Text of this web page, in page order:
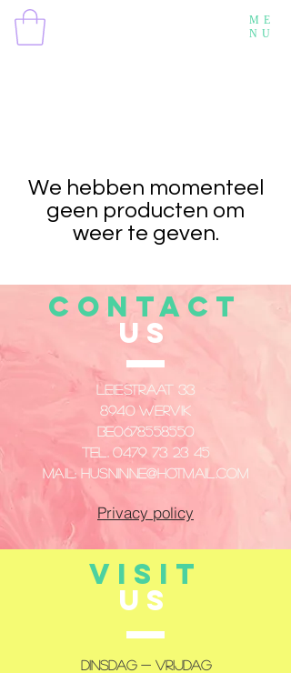
ME
NU
We hebben momenteel
geen producten om
weer te geven.
CONTACT
US
Leiestraat 33
8940 Wervik
​BE0678558550
Tel.0479 73 23 45
Mail: husninne@hotmail.com
Privacy policy
VISIT
US
Dinsdag - Vrijdag